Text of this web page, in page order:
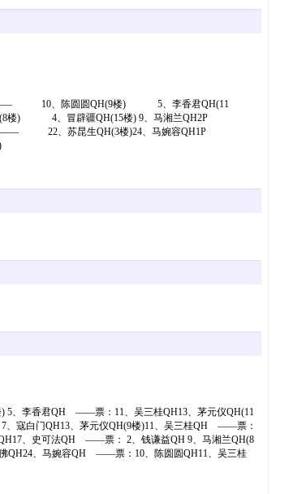
10、陈圆圆QH(9楼) 5、李香君QH(11
) 4、冒辟疆QH(15楼) 9、马湘兰QH2P
22、苏昆生QH(3楼)24、马婉容QH1P
、李香君QH ——票：11、吴三桂QH13、茅元仪QH(11
寇白门QH13、茅元仪QH(9楼)11、吴三桂QH ——票：
、史可法QH ——票： 2、钱谦益QH 9、马湘兰QH(8
QH24、马婉容QH ——票：10、陈圆圆QH11、吴三桂